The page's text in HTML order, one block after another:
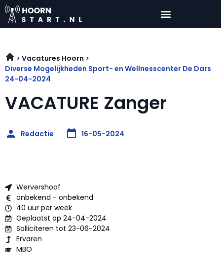
Vacatures Hoorn
Diverse Mogelijkheden Sport- en Wellnesscenter De Dars
24-04-2024
VACATURE Zanger
Redactie 16-05-2024
Wervershoof
onbekend - onbekend
40 uur per week
Geplaatst op 24-04-2024
Solliciteren tot 23-06-2024
Ervaren
MBO